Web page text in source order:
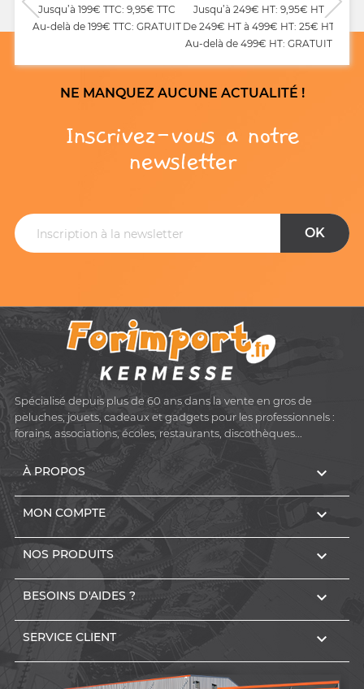
Jusqu’à 199€ TTC: 9,95€ TTC
Au-delà de 199€ TTC: GRATUIT
Jusqu’à 249€ HT: 9,95€ HT
De 249€ HT à 499€ HT: 25€ HT
Au-delà de 499€ HT: GRATUIT
NE MANQUEZ AUCUNE ACTUALITÉ !
Inscrivez-vous a notre
newsletter
Spécialisé depuis plus de 60 ans dans la vente en gros de
peluches, jouets, cadeaux et gadgets pour les professionnels :
forains, associations, écoles, restaurants, discothèques...
À PROPOS 
MON COMPTE 
NOS PRODUITS 
BESOINS D'AIDES ? 
SERVICE CLIENT 